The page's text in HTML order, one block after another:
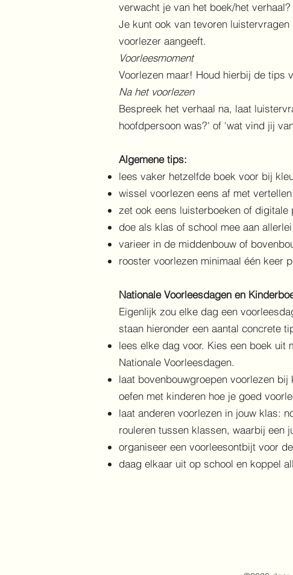
verwacht je van het boek/het verhaal?
Je kunt ook van tevoren
voorlezer aangeeft.
Voorleesmoment
Voorlezen maar! Houd hierbij de tips
Na het voorlezen
Bespreek het verhaal na, laat
hoofdpersoon was?' of 'wat vind jij
Algemene tips:
lees vaker hetzelfde boek voor bij
wissel voorlezen eens af met vertellen.
zet ook eens luisterboeken of digitale
doe als klas of school mee aan
varieer in de middenbouw of
rooster voorlezen minimaal één keer
Nationale Voorleesdagen en
Eigenlijk zou elke dag een
staan hieronder een aantal concrete
lees elke dag voor. Kies een boek
Nationale Voorleesdagen.
laat bovenbouwgroepen voorlezen
oefen met kinderen hoe je goed
laat anderen voorlezen in jouw klas:
rouleren tussen klassen, waarbij een
organiseer een voorleesontbijt voor
daag elkaar uit op school en koppel